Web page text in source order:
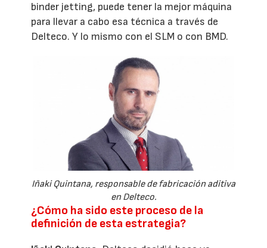
binder jetting, puede tener la mejor máquina
para llevar a cabo esa técnica a través de
Delteco. Y lo mismo con el SLM o con BMD.
Iñaki Quintana, responsable de fabricación aditiva
en Delteco.
¿Cómo ha sido este proceso de la
definición de esta estrategia?